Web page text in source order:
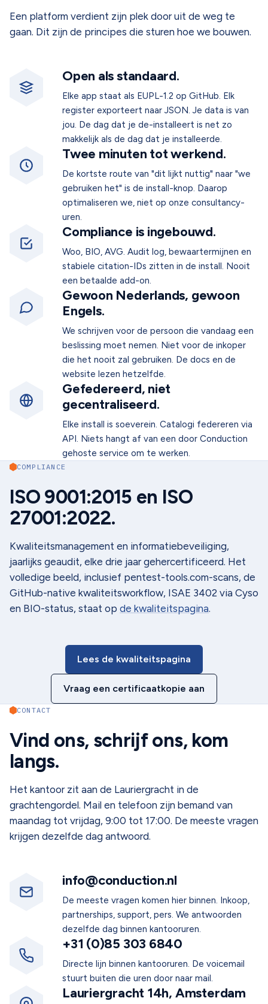
Een platform verdient zijn plek door uit de weg te
gaan. Dit zijn de principes die sturen hoe we bouwen.
Open als standaard.
Elke app staat als EUPL-1.2 op GitHub. Elk
register exporteert naar JSON. Je data is van
jou. De dag dat je de-installeert is net zo
makkelijk als de dag dat je installeerde.
Twee minuten tot werkend.
De kortste route van "dit lijkt nuttig" naar "we
gebruiken het" is de install-knop. Daarop
optimaliseren we, niet op onze consultancy-
uren.
Compliance is ingebouwd.
Woo, BIO, AVG. Audit log, bewaartermijnen en
stabiele citation-IDs zitten in de install. Nooit
een betaalde add-on.
Gewoon Nederlands, gewoon
Engels.
We schrijven voor de persoon die vandaag een
beslissing moet nemen. Niet voor de inkoper
die het nooit zal gebruiken. De docs en de
website lezen hetzelfde.
Gefedereerd, niet
gecentraliseerd.
Elke install is soeverein. Catalogi federeren via
API. Niets hangt af van een door Conduction
gehoste service om te werken.
COMPLIANCE
ISO 9001:2015 en ISO
27001:2022.
Kwaliteitsmanagement en informatiebeveiliging,
jaarlijks geaudit, elke drie jaar gehercertificeerd. Het
volledige beeld, inclusief pentest-tools.com-scans, de
GitHub-native kwaliteitsworkflow, ISAE 3402 via Cyso
en BIO-status, staat op de kwaliteitspagina.
Lees de kwaliteitspagina
Vraag een certificaatkopie aan
CONTACT
Vind ons, schrijf ons, kom
langs.
Het kantoor zit aan de Lauriergracht in de
grachtengordel. Mail en telefoon zijn bemand van
maandag tot vrijdag, 9:00 tot 17:00. De meeste vragen
krijgen dezelfde dag antwoord.
info@conduction.nl
De meeste vragen komen hier binnen. Inkoop,
partnerships, support, pers. We antwoorden
dezelfde dag binnen kantooruren.
+31 (0)85 303 6840
Directe lijn binnen kantooruren. De voicemail
stuurt buiten die uren door naar mail.
Lauriergracht 14h, Amsterdam